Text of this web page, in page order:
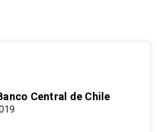
Central de Chile